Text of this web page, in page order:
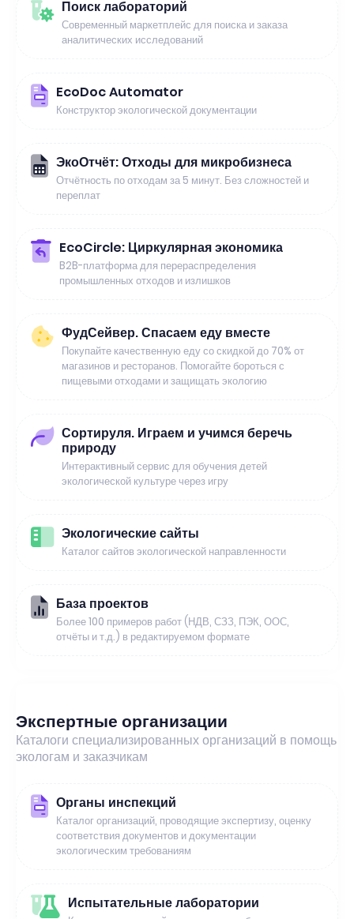
Поиск лабораторий
Современный маркетплейс для поиска и заказа
аналитических исследований
EcoDoc Automator
Конструктор экологической документации
ЭкоОтчёт: Отходы для микробизнеса
Отчётность по отходам за 5 минут. Без сложностей и
переплат
EcoCircle: Циркулярная экономика
B2B-платформа для перераспределения
промышленных отходов и излишков
ФудСейвер. Спасаем еду вместе
Покупайте качественную еду со скидкой до 70% от
магазинов и ресторанов. Помогайте бороться с
пищевыми отходами и защищать экологию
Сортируля. Играем и учимся беречь
природу
Интерактивный сервис для обучения детей
экологической культуре через игру
Экологические сайты
Каталог сайтов экологической направленности
База проектов
Более 100 примеров работ (НДВ, СЗЗ, ПЭК, ООС,
отчёты и т.д.) в редактируемом формате
Экспертные организации
Каталоги специализированных организаций в помощь
экологам и заказчикам
Органы инспекций
Каталог организаций, проводящие экспертизу, оценку
соответствия документов и документации
экологическим требованиям
Испытательные лаборатории